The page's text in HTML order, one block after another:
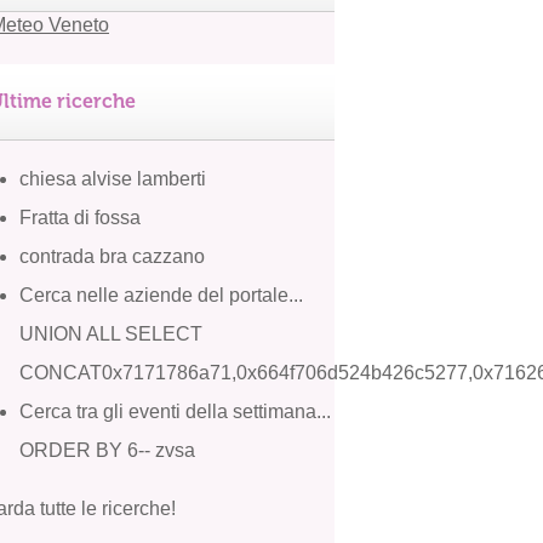
ricerche
chiesa alvise lamberti
Fratta di fossa
contrada bra cazzano
Cerca nelle aziende del portale...
UNION ALL SELECT
Cerca tra gli eventi della settimana...
ORDER BY 6-- zvsa
tutte le ricerche!